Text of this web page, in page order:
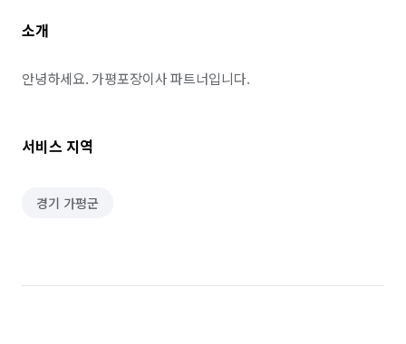
소개
안녕하세요. 가평포장이사 파트너입니다.
서비스 지역
경기 가평군